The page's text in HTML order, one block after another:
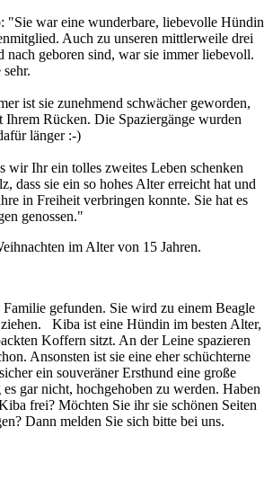
"Sie war eine wunderbare, liebevolle Hündin
Auch zu unseren mittlerweile drei
nach geboren sind, war sie immer liebevoll.
ist sie zunehmend schwächer geworden,
Ihrem Rücken. Die Spaziergänge wurden
länger :-)
wir Ihr ein tolles zweites Leben schenken
dass sie ein so hohes Alter erreicht hat und
in Freiheit verbringen konnte. Sie hat es
genossen."
im Alter von 15 Jahren.
gefunden. Sie wird zu einem Beagle
Kiba ist eine Hündin im besten Alter,
Koffern sitzt. An der Leine spazieren
Ansonsten ist sie eine eher schüchterne
ein souveräner Ersthund eine große
gar nicht, hochgehoben zu werden. Haben
frei? Möchten Sie ihr sie schönen Seiten
Dann melden Sie sich bitte bei uns.